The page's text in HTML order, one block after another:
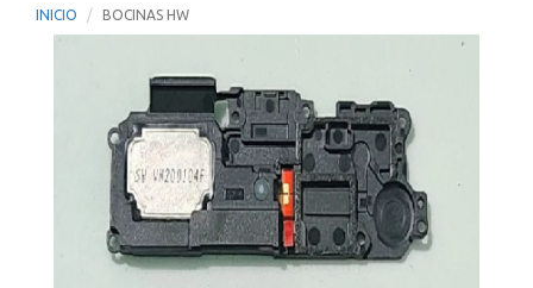
INICIO BOCINAS HW